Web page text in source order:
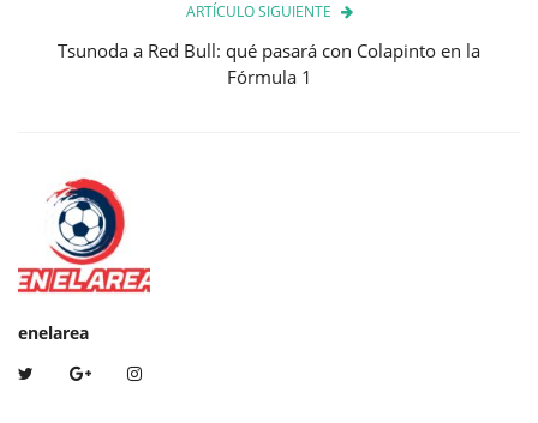
ARTÍCULO SIGUIENTE
Tsunoda a Red Bull: qué pasará con Colapinto en la
Fórmula 1
enelarea